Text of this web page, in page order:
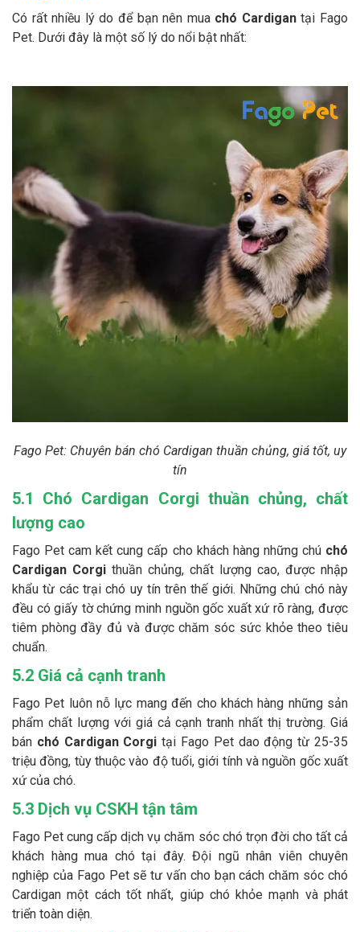
Có rất nhiều lý do để bạn nên mua chó Cardigantại Fago
Pet. Dưới đây là một số lý do nổi bật nhất:
Fago Pet: Chuyên bán chó Cardigan thuần chủng, giá tốt, uy
tín
5.1 Chó Cardigan Corgi thuần chủng, chất
lượng cao
Fago Pet cam kết cung cấp cho khách hàng những chú chó
Cardigan Corgi thuần chủng, chất lượng cao, được nhập
khẩu từ các trại chó uy tín trên thế giới. Những chú chó này
đều có giấy tờ chứng minh nguồn gốc xuất xứ rõ ràng, được
tiêm phòng đầy đủ và được chăm sóc sức khỏe theo tiêu
chuẩn.
5.2 Giá cả cạnh tranh
Fago Pet luôn nỗ lực mang đến cho khách hàng những sản
phẩm chất lượng với giá cả cạnh tranh nhất thị trường. Giá
bán chó Cardigan Corgi tại Fago Pet dao động từ 25-35
triệu đồng, tùy thuộc vào độ tuổi, giới tính và nguồn gốc xuất
xứ của chó.
5.3 Dịch vụ CSKH tận tâm
Fago Pet cung cấp dịch vụ chăm sóc chó trọn đời cho tất cả
khách hàng mua chó tại đây. Đội ngũ nhân viên chuyên
nghiệp của Fago Pet sẽ tư vấn cho bạn cách chăm sóc chó
Cardigan một cách tốt nhất, giúp chó khỏe mạnh và phát
triển toàn diện.